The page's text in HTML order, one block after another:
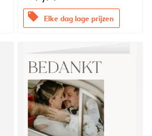
offers Elke dag lage prijzen